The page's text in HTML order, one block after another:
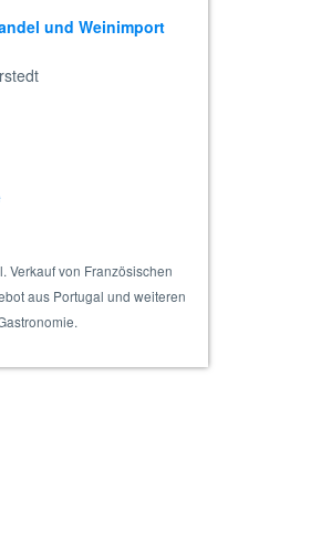
und Weinimport
Verkauf von Französischen
aus Portugal und weiteren